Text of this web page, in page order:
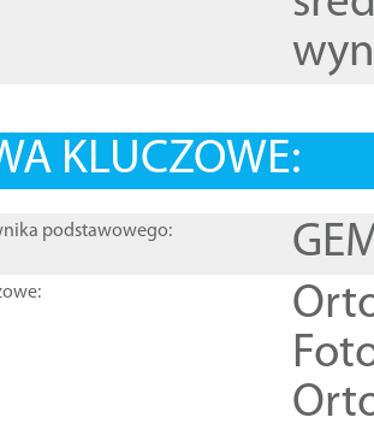
KLUCZOWE:
podstawowego: